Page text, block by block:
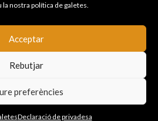
nostra política de galetes.
Acceptar
Rebutjar
preferències
Declaració de privadesa
de Privacitat|
de còpia